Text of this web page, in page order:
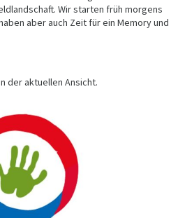
Wir starten früh morgens
aber auch Zeit für ein Memory und
der aktuellen Ansicht.